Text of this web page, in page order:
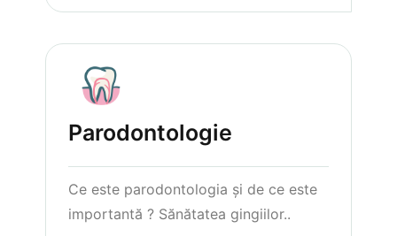
Parodontologie
Ce este parodontologia și de ce este
importantă ? Sănătatea gingiilor..